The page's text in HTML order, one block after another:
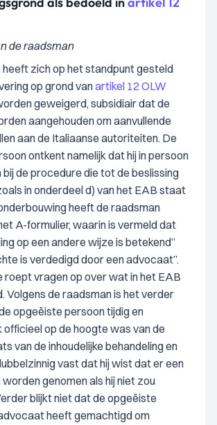
de raadsman
heeft zich op het standpunt gesteld
op grond vanartikel 12 OLW
geweigerd, subsidiair dat de
aangehouden om aanvullende
aan de Italiaanse autoriteiten. De
ontkent namelijk dat hij in persoon
bij de procedure die tot de beslissing
in onderdeel d) van het EAB staat
heeft de raadsman
A-formulier, waarin is vermeld dat
op een andere wijze is betekend”
is verdedigd door een advocaat”.
roept vragen op over wat in het EAB
Volgens de raadsman is het verder
opgeëiste persoon tijdig en
op de hoogte was van de
van de inhoudelijke behandeling en
vast dat hij wist dat er een
worden genomen als hij niet zou
blijkt niet dat de opgeëiste
heeft gemachtigd om